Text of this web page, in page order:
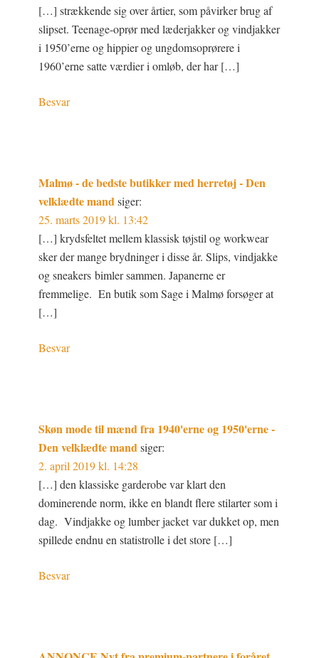
[…] strækkende sig over årtier, som påvirker brug af
slipset. Teenage-oprør med læderjakker og vindjakker
i 1950’erne og hippier og ungdomsoprørere i
1960’erne satte værdier i omløb, der har […]
Besvar
Malmø - de bedste butikker med herretøj - Den
velklædte mand siger:
25. marts 2019 kl. 13:42
[…] krydsfeltet mellem klassisk tøjstil og workwear
sker der mange brydninger i disse år. Slips, vindjakke
og sneakers bimler sammen. Japanerne er
fremmelige. En butik som Sage i Malmø forsøger at
[…]
Besvar
Skøn mode til mænd fra 1940'erne og 1950'erne -
Den velklædte mand siger:
2. april 2019 kl. 14:28
[…] den klassiske garderobe var klart den
dominerende norm, ikke en blandt flere stilarter som i
dag. Vindjakke og lumber jacket var dukket op, men
spillede endnu en statistrolle i det store […]
Besvar